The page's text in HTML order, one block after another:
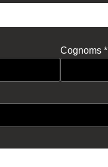
Cognoms *